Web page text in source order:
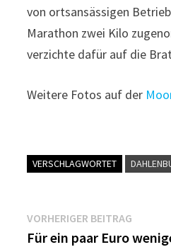
von ortsansässigen
Marathon zwei Kilo
verzichte dafür auf die
Weitere Fotos auf der
VERSCHLAGWORTET
VORHERIGER BEITRAG
Für ein paar Euro